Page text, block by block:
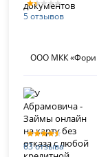
5 отзывов
ООО МКК
63 отзыва